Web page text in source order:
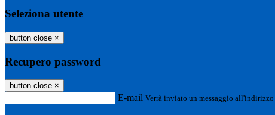
Seleziona utente
button close ×
Recupero password
button close ×
E-mail Verrà inviato un messaggio